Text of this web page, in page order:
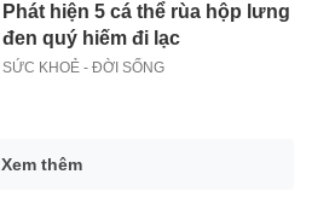
Phát hiện 5 cá thể rùa hộp lưng
đen quý hiếm đi lạc
SỨC KHOẺ - ĐỜI SỐNG
Xem thêm